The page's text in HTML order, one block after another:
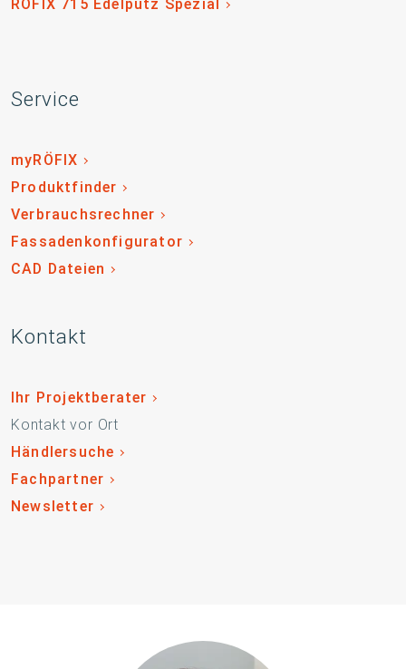
RÖFIX 715 Edelputz Spezial
Service
myRÖFIX
Produktfinder
Verbrauchsrechner
Fassadenkonfigurator
CAD Dateien
Kontakt
Ihr Projektberater
Kontakt vor Ort
Händlersuche
Fachpartner
Newsletter